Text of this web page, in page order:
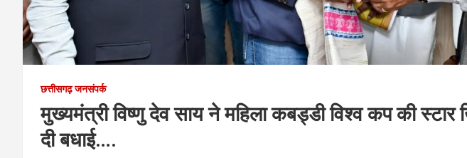
छत्तीसगढ़ जनसंपर्क
मुख्यमंत्री विष्णु देव साय ने महिला कबड्डी विश्व कप की स्टार
दी बधाई….